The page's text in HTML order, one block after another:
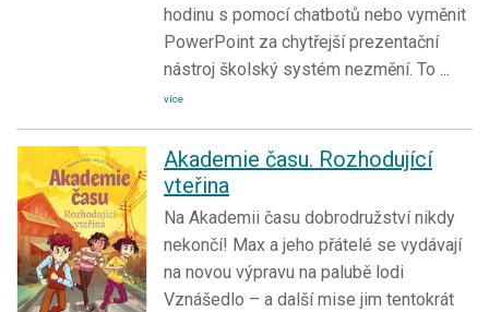
hodinu s pomocí chatbotů nebo vyměnit
PowerPoint za chytřejší prezentační
nástroj školský systém nezmění. To ...
více
Akademie času. Rozhodující
vteřina
Na Akademii času dobrodružství nikdy
nekončí! Max a jeho přátelé se vydávají
na novou výpravu na palubě lodi
Vznášedlo – a další mise jim tentokrát